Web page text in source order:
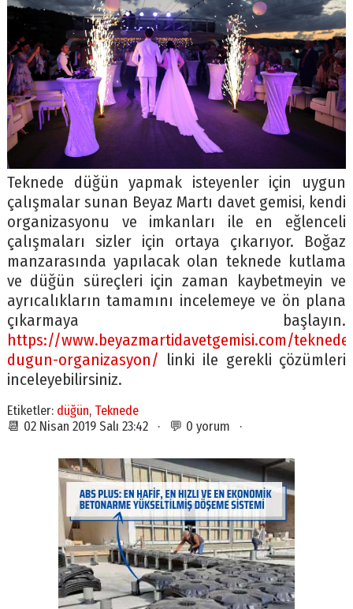
Teknede düğün yapmak isteyenler için uygun
çalışmalar sunan Beyaz Martı davet gemisi, kendi
organizasyonu ve imkanları ile en eğlenceli
çalışmaları sizler için ortaya çıkarıyor. Boğaz
manzarasında yapılacak olan teknede kutlama
ve düğün süreçleri için zaman kaybetmeyin ve
ayrıcalıkların tamamını incelemeye ve ön plana
çıkarmaya başlayın.
https://www.beyazmartidavetgemisi.com/
dugun-organizasyon/ linki ile gerekli çözümleri
inceleyebilirsiniz.
Etiketler: düğün, Teknede
📆 02 Nisan 2019 Salı 23:42 · 💬 0 yorum ·